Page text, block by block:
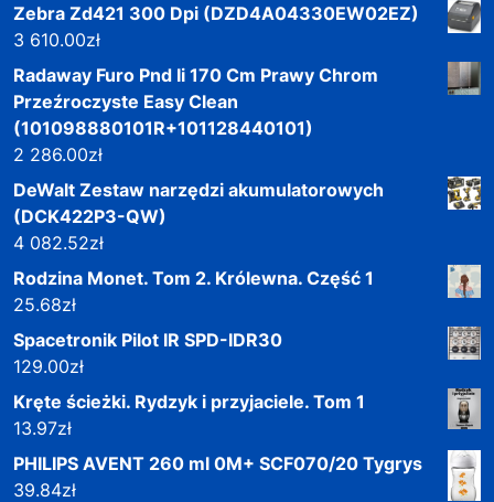
Zebra Zd421 300 Dpi (DZD4A04330EW02EZ)
3 610.00zł
Radaway Furo Pnd Ii 170 Cm Prawy Chrom
Przeźroczyste Easy Clean
(101098880101R+101128440101)
2 286.00zł
DeWalt Zestaw narzędzi akumulatorowych
(DCK422P3-QW)
4 082.52zł
Rodzina Monet. Tom 2. Królewna. Część 1
25.68zł
Spacetronik Pilot IR SPD-IDR30
129.00zł
Kręte ścieżki. Rydzyk i przyjaciele. Tom 1
13.97zł
PHILIPS AVENT 260 ml 0M+ SCF070/20 Tygrys
39.84zł